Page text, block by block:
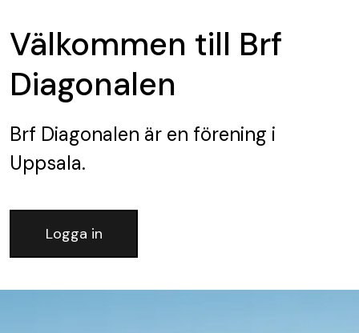
Välkommen till Brf
Diagonalen
Brf Diagonalen är en förening i
Uppsala.
Logga in